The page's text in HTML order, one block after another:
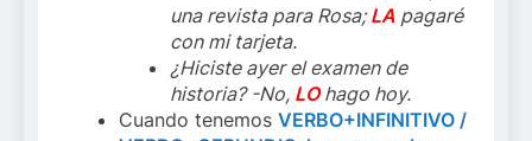
una revista para Rosa;LA pagaré
con mi tarjeta.
¿Hiciste ayer el examen de
historia? -No, LO hago hoy.
Cuando tenemos VERBO+INFINITIVO /